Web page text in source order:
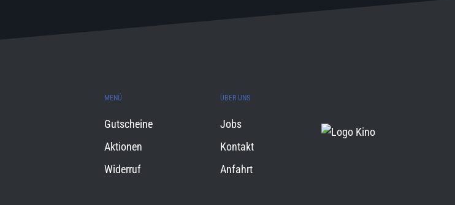
MENÜ
Gutscheine
Aktionen
Widerruf
ÜBER UNS
Jobs
Kontakt
Anfahrt